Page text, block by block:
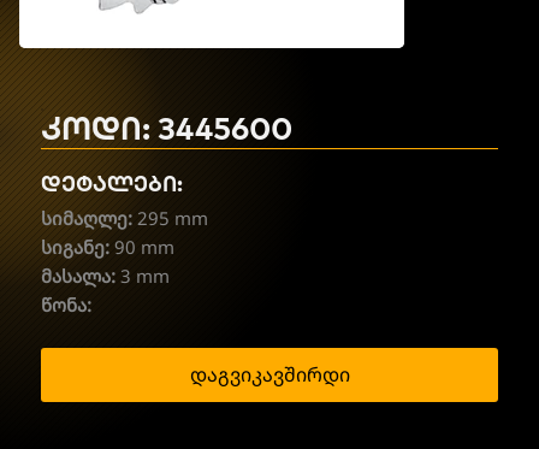
კოდი: 3445600
დეტალები:
სიმაღლე: 295 mm
სიგანე: 90 mm
მასალა: 3 mm
წონა:
დაგვიკავშირდი